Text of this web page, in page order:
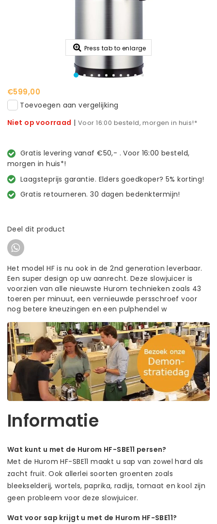
Press tab to enlarge
€599,00
Toevoegen aan vergelijking
Niet op voorraad | Voor 16:00 besteld, morgen in huis!*
Gratis levering vanaf €50,- . Voor 16:00 besteld,
morgen in huis*!
Laagsteprijs garantie. Elders goedkoper? 5% korting!
Gratis retourneren. 30 dagen bedenktermijn!
Deel dit product
Het model HF is nu ook in de 2nd generation leverbaar.
Een super design op uw aanrecht. Deze slowjuicer is
voorzien van alle nieuwste Hurom technieken zoals 43
toeren per minuut, een vernieuwde persschroef voor
nog betere kneuzingen en een pulphendel w
Informatie
Wat kunt u met de Hurom HF-SBE11 persen?
Met de Hurom HF-SBE11 maakt u sap van zowel hard als
zacht fruit. Ook allerlei soorten groenten zoals
bleekselderij, wortels, paprika, radijs, tomaat en kool zijn
geen probleem voor deze slowjuicer.
Wat voor sap krijgt u met de Hurom HF-SBE11?